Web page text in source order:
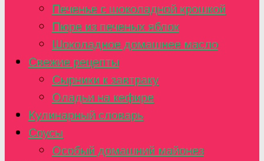
Печенье с шоколадной крошкой
Пюре из печеных яблок
Шоколадное домашнее масло
Свежие рецепты
Сырники к завтраку
Оладьи на кефире
Кулинарный словарь
Соусы
Особый домашний майонез